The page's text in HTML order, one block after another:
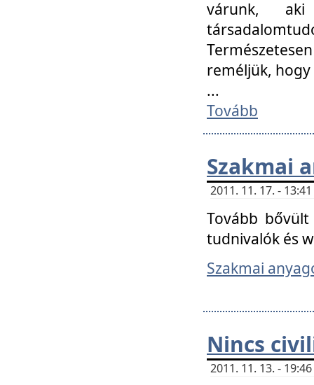
várunk, aki
reméljük,
...
Tovább
Szakmai
2011. 11. 17. -
Tovább bővült
tudnivalók és
Szakmai
Nincs
2011. 11. 13. -